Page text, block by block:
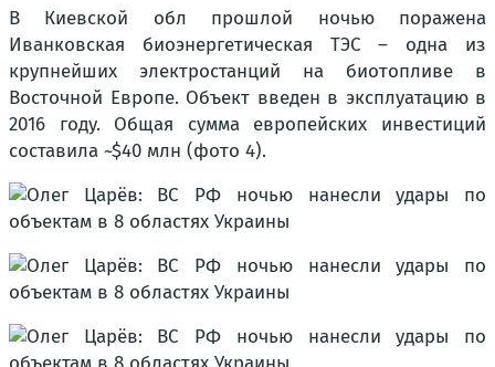
В Киевской обл прошлой ночью поражена
Иванковская биоэнергетическая ТЭС – одна из
крупнейших электростанций на биотопливе в
Восточной Европе. Объект введен в эксплуатацию в
2016 году. Общая сумма европейских инвестиций
составила ~$40 млн (фото 4).